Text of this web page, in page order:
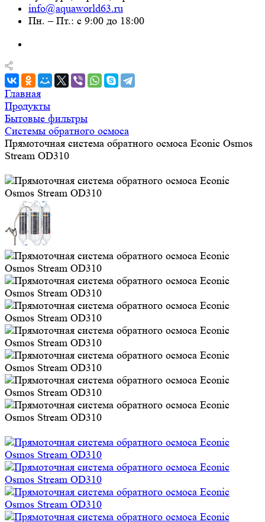
info@aquaworld63.ru
Пн. – Пт.: с 9:00 до 18:00
Главная
Продукты
Бытовые фильтры
Системы обратного осмоса
Прямоточная система обратного осмоса Econic Osmos
Stream OD310